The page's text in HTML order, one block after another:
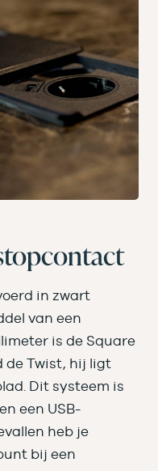
in zwart
van een
is de Square
de Twist, hij ligt
Dit systeem is
een USB-
heb je
bij een